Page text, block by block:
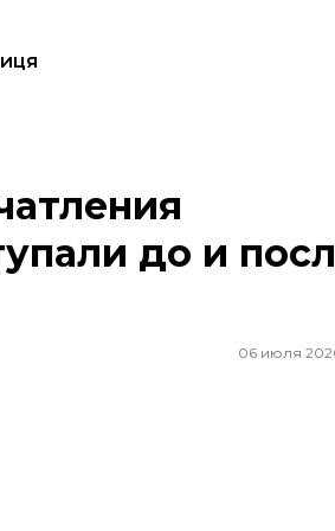
ВНО
до и
06 июля